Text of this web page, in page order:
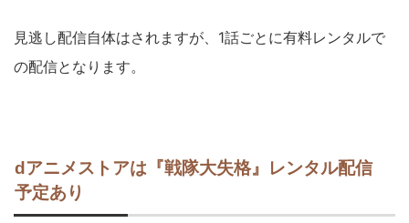
見逃し配信自体はされますが、1話ごとに有料レンタルで
の配信となります。
dアニメストアは『戦隊大失格』レンタル配信
予定あり